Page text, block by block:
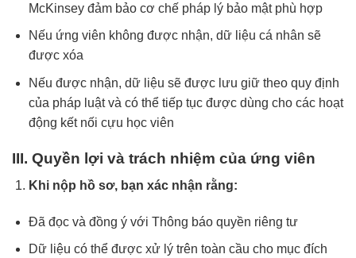
McKinsey đảm bảo cơ chế pháp lý bảo mật phù hợp
Nếu ứng viên không được nhận, dữ liệu cá nhân sẽ
được xóa
Nếu được nhận, dữ liệu sẽ được lưu giữ theo quy định
của pháp luật và có thể tiếp tục được dùng cho các hoạt
động kết nối cựu học viên
III. Quyền lợi và trách nhiệm của ứng viên
Khi nộp hồ sơ, bạn xác nhận rằng:
Đã đọc và đồng ý với Thông báo quyền riêng tư
Dữ liệu có thể được xử lý trên toàn cầu cho mục đích